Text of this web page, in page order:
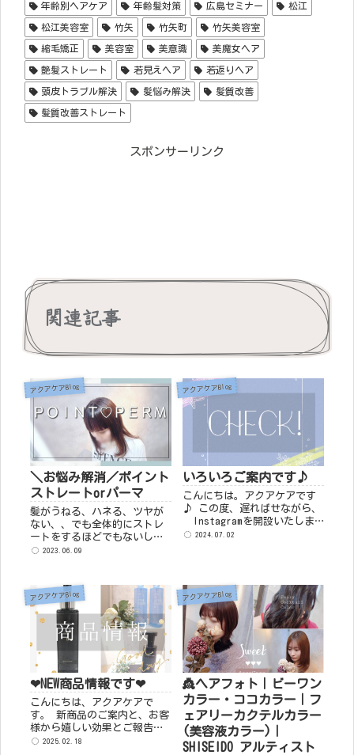
年齢別ヘアケア 年齢髪対策 広島セミナー 松江
松江美容室 竹矢 竹矢町 竹矢美容室
縮毛矯正 美容室 美意識 美魔女ヘア
艶髪ストレート 若見えヘア 若返りヘア
頭皮トラブル解決 髪悩み解決 髪質改善
髪質改善ストレート
スポンサーリンク
関連記事
アクアケアBlog
＼お悩み解消／ポイント
ストレートorパーマ
髪がうねる、ハネる、ツヤが
ない、、でも全体的にストレ
ートをするほどでもないしな
ぁという方向けの『部分パー
はこんな方にオススメ↓↓ ★
毛先のハネやうねりを抑えた
い...
2023.06.09
アクアケアBlog
いろいろご案内です♪
こんにちは。アクアケアです
♪ この度、遅ればせながら、
Instagramを開設いたしま
した♬ 最新ブログをアップし
は0人です(...
2024.07.02
アクアケアBlog
❤NEW商品情報です❤
こんにちは、アクアケアで
す。 新商品のご案内と、お客
様から嬉しい効果とご報告を
いただいた商品について改め
2025.02.18
アクアケアBlog
👸ヘアフォト｜ビーワン
カラー・ココカラー｜フ
ェアリーカクテルカラー
(美容液カラー)｜
SHISEIDO アルティスト